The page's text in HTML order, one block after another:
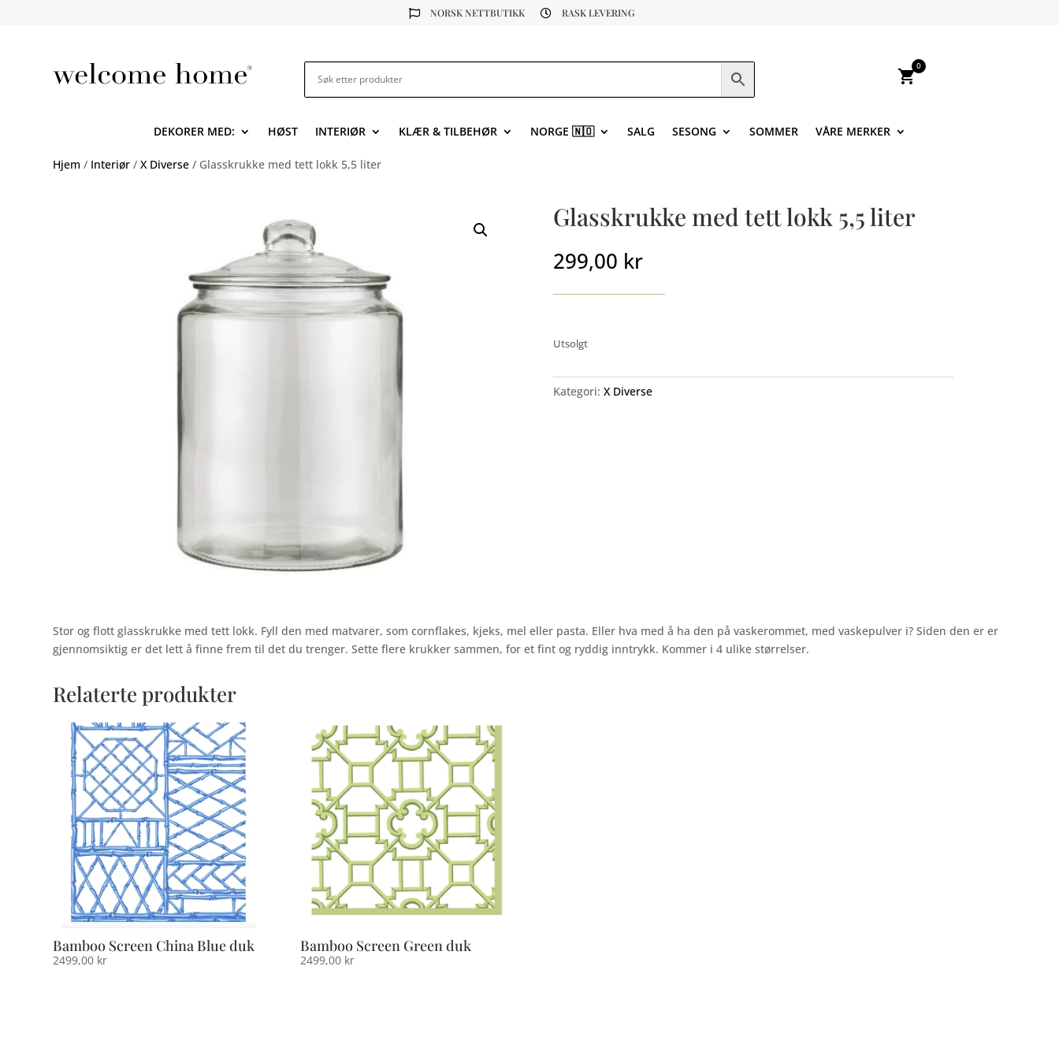
 NORSK NETTBUTIKK  RASK LEVERING
shopping_cart
0
DEKORER MED: HØST INTERIØR KLÆR & TILBEHØR NORGE 🇳🇴 SALG SESONG SOMMER VÅRE MERKER
Hjem / Interiør /X Diverse / Glasskrukke med tett lokk 5,5 liter
Glasskrukke med tett lokk 5,5 liter
299,00 kr
Utsolgt
Kategori: X Diverse
Stor og flott glasskrukke med tett lokk. Fyll den med matvarer, som cornflakes, kjeks, mel eller pasta. Eller hva med å ha den på vaskerommet, med vaskepulver i? Siden den er er
gjennomsiktig er det lett å finne frem til det du trenger. Sette flere krukker sammen, for et fint og ryddig inntrykk. Kommer i 4 ulike størrelser.
Relaterte produkter
Bamboo Screen China Blue duk
2499,00 kr
Bamboo Screen Green duk
2499,00 kr